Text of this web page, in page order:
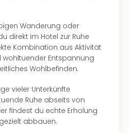
Wanderung oder
direkt im Hotel zur Ruhe
Kombination aus Aktivität
wohltuender Entspannung
Wohlbefinden.
vieler Unterkünfte
Ruhe abseits von
findest du echte Erholung
abbauen.